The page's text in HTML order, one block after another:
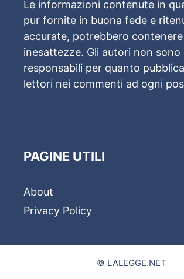
Le informazioni contenute in
pur fornite in buona fede e
accurate, potrebbero contenere
inesattezze. Gli autori non sono
responsabili per quanto
lettori nei commenti ad ogni
PAGINE UTILI
About
Privacy Policy
© LALEGGE.NET